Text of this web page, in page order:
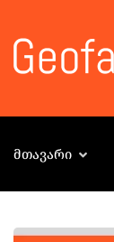
ᲛᲗᲐᲕᲐᲠᲘ